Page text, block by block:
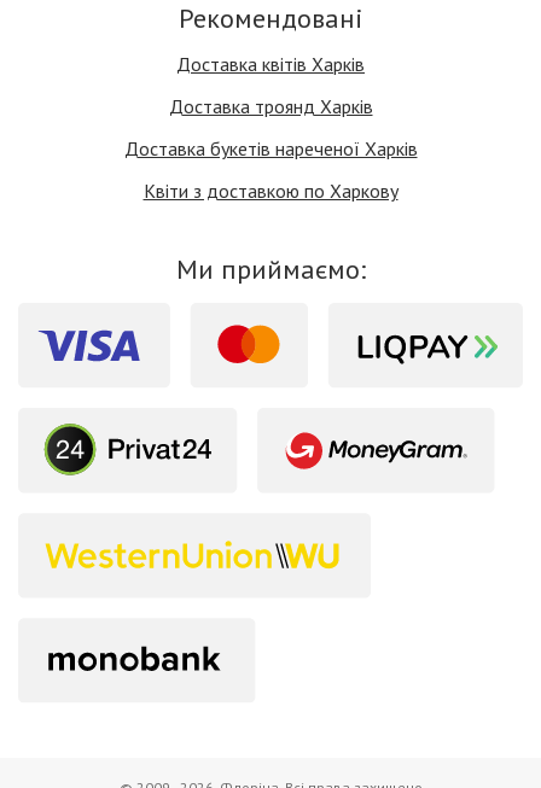
Рекомендовані
Доставка квітів Харків
Доставка троянд Харків
Доставка букетів нареченої Харків
Квіти з доставкою по Харкову
Ми приймаємо: